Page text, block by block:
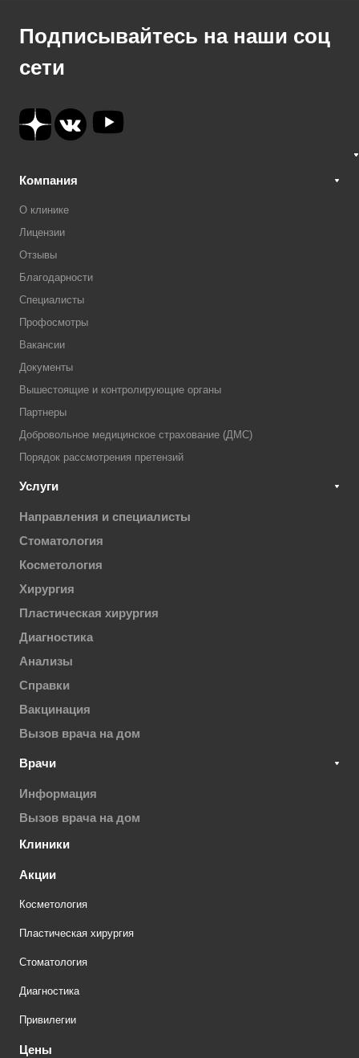
Подписывайтесь на наши соц
сети
Компания
О клинике
Лицензии
Отзывы
Благодарности
Специалисты
Профосмотры
Вакансии
Документы
Вышестоящие и контролирующие органы
Партнеры
Добровольное медицинское страхование (ДМС)
Порядок рассмотрения претензий
Услуги
Направления и специалисты
Стоматология
Косметология
Хирургия
Пластическая хирургия
Диагностика
Анализы
Справки
Вакцинация
Вызов врача на дом
Врачи
Информация
Вызов врача на дом
Клиники
Акции
Косметология
Пластическая хирургия
Стоматология
Диагностика
Привилегии
Цены